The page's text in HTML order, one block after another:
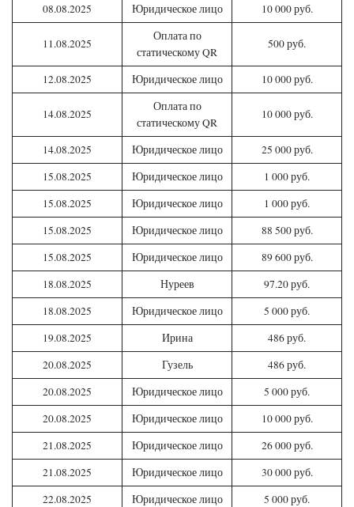
08.08.2025
Юридическое лицо 10 000 руб.
11.08.2025
Оплата по
статическому QR
500 руб.
12.08.2025 Юридическое лицо 10 000 руб.
14.08.2025
Оплата по
статическому QR
10 000 руб.
14.08.2025 Юридическое лицо
25 000 руб.
15.08.2025
Юридическое лицо
1 000 руб.
15.08.2025
Юридическое лицо
1 000 руб.
15.08.2025
Юридическое лицо
88 500 руб.
15.08.2025
Юридическое лицо
89 600 руб.
18.08.2025
Нуреев
97.20 руб.
18.08.2025
Юридическое лицо
5 000 руб.
19.08.2025
Ирина
486 руб.
20.08.2025
Гузель
486 руб.
20.08.2025
Юридическое лицо
5 000 руб.
20.08.2025
Юридическое лицо
10 000 руб.
21.08.2025
Юридическое лицо
26 000 руб.
21.08.2025
Юридическое лицо
30 000 руб.
22.08.2025
Юридическое лицо
5 000 руб.